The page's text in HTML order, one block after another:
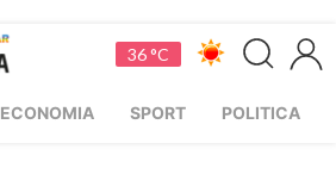
36 °C
ECONOMIA SPORT POLITICA